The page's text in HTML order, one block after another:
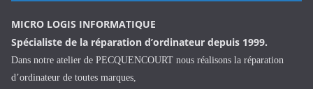
MICRO LOGIS INFORMATIQUE
Spécialiste de la réparation d’ordinateur depuis 1999.
Dans notre atelier de PECQUENCOURT nous réalisons la réparation
d’ordinateur de toutes marques,